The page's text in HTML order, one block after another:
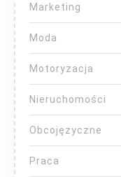
Marketing
Moda
Motoryzacja
Nieruchomości
Obcojęzyczne
Praca